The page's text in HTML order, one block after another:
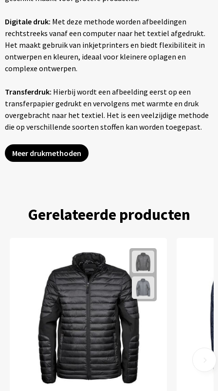
Digitale druk: Met deze methode worden afbeeldingen
rechtstreeks vanaf een computer naar het textiel afgedrukt.
Het maakt gebruik van inkjetprinters en biedt flexibiliteit in
ontwerpen en kleuren, ideaal voor kleinere oplagen en
complexe ontwerpen.
Transferdruk: Hierbij wordt een afbeelding eerst op een
transferpapier gedrukt en vervolgens met warmte en druk
overgebracht naar het textiel. Het is een veelzijdige methode
die op verschillende soorten stoffen kan worden toegepast.
Meer drukmethoden
Gerelateerde producten